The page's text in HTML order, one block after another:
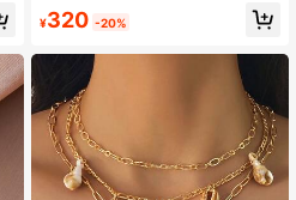
のスパークリングピンクジルコニア5
ト、デイリーウェア、休日、デート
のギフトに適しています
¥320 -20%